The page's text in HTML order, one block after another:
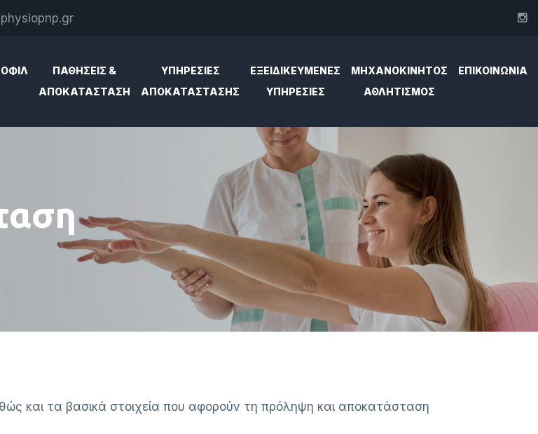
ΠΑΘΗΣΕΙΣ &
ΑΠΟΚΑΤΑΣΤΑΣΗ
ΥΠΗΡΕΣΙΕΣ
ΑΠΟΚΑΤΑΣΤΑΣΗΣ
ΕΞΕΙΔΙΚΕΥΜΕΝΕΣ
ΥΠΗΡΕΣΙΕΣ
ΜΗΧΑΝΟΚΊΝΗΤΟΣ
ΑΘΛΗΤΙΣΜΌΣ
ΕΠΙΚΟΙΝΩΝΙΑ
και τα βασικά στοιχεία που αφορούν τη πρόληψη και αποκατάσταση